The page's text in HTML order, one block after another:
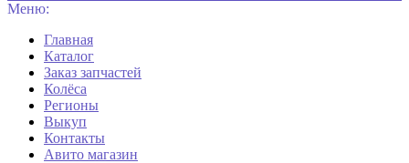
Меню:
Главная
Каталог
Заказ запчастей
Колёса
Регионы
Выкуп
Контакты
Авито магазин